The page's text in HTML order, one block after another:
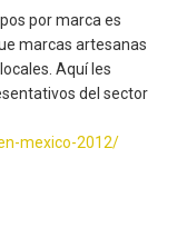
por marca es
marcas artesanas
Aquí les
del sector
mexico-2012/